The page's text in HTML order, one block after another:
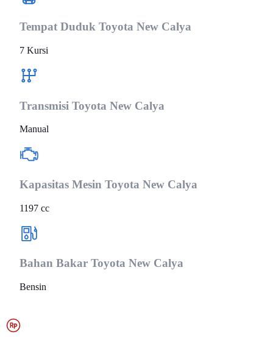
Tempat Duduk Toyota New Calya
7 Kursi
Transmisi Toyota New Calya
Manual
Kapasitas Mesin Toyota New Calya
1197 cc
Bahan Bakar Toyota New Calya
Bensin